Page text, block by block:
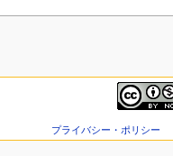
プライバシー・ポリシー